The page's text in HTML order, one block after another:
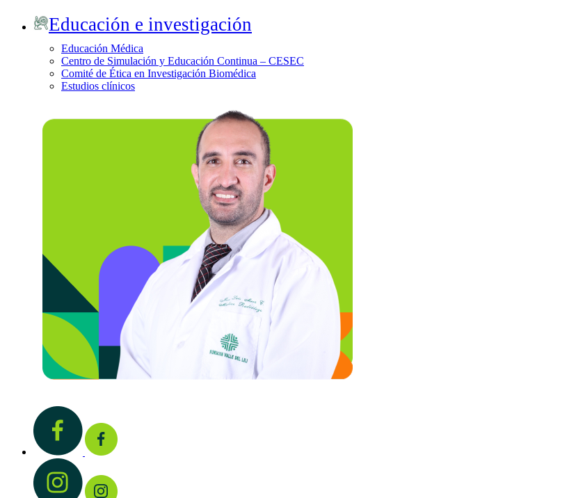
Educación e investigación
Educación Médica
Centro de Simulación y Educación Continua – CESEC
Comité de Ética en Investigación Biomédica
Estudios clínicos